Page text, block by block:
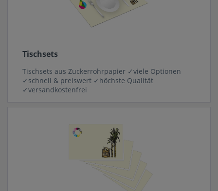
Tischsets
Tischsets aus Zuckerrohrpapier ✓viele Optionen
✓schnell & preiswert ✓höchste Qualität
✓versandkostenfrei